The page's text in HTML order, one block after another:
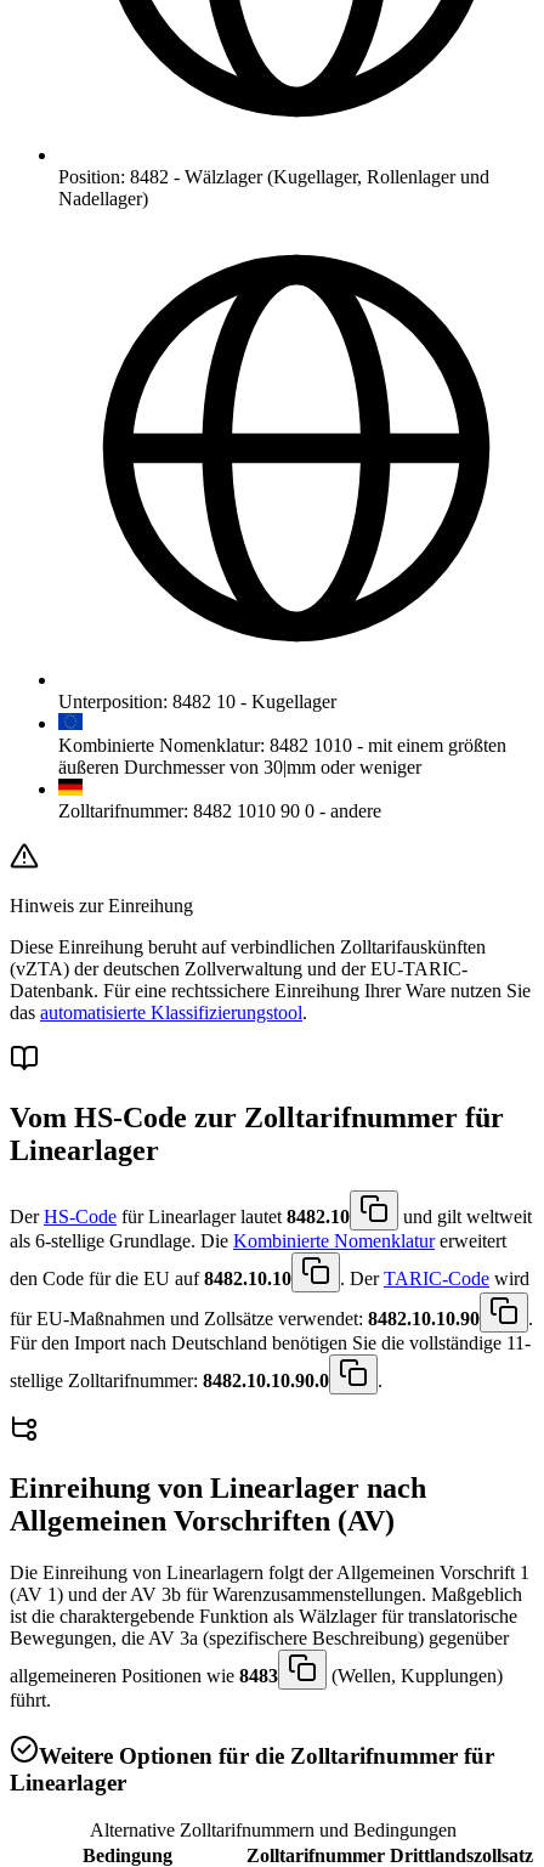
Position: 8482 - Wälzlager (Kugellager, Rollenlager und
Nadellager)
Unterposition: 8482 10 - Kugellager
Kombinierte Nomenklatur: 8482 1010 - mit einem größten
äußeren Durchmesser von 30|mm oder weniger
Zolltarifnummer: 8482 1010 90 0 - andere
Hinweis zur Einreihung
Diese Einreihung beruht auf verbindlichen Zolltarifauskünften
(vZTA) der deutschen Zollverwaltung und der EU-TARIC-
Datenbank. Für eine rechtssichere Einreihung Ihrer Ware nutzen Sie
das automatisierte Klassifizierungstool.
Vom HS-Code zur Zolltarifnummer für
Linearlager
DerHS-Code für Linearlager lautet8482.10
und gilt weltweit
als 6-stellige Grundlage. Die Kombinierte Nomenklaturerweitert
den Code für die EU auf8482.10.10 . DerTARIC-Code wird
für EU-Maßnahmen und Zollsätze verwendet: 8482.10.10.90
.
Für den Import nach Deutschland benötigen Sie die vollständige 11-
stellige Zolltarifnummer: 8482.10.10.90.0 .
Einreihung von Linearlager nach
Allgemeinen Vorschriften (AV)
Die Einreihung von Linearlagern folgt der Allgemeinen Vorschrift 1
(AV 1) und der AV 3b für Warenzusammenstellungen. Maßgeblich
ist die charaktergebende Funktion als Wälzlager für translatorische
Bewegungen, die AV 3a (spezifischere Beschreibung) gegenüber
allgemeineren Positionen wie 8483
(Wellen, Kupplungen)
führt.
Weitere Optionen für die Zolltarifnummer für
Linearlager
Alternative Zolltarifnummern und Bedingungen
Bedingung
Zolltarifnummer Drittlandszollsatz